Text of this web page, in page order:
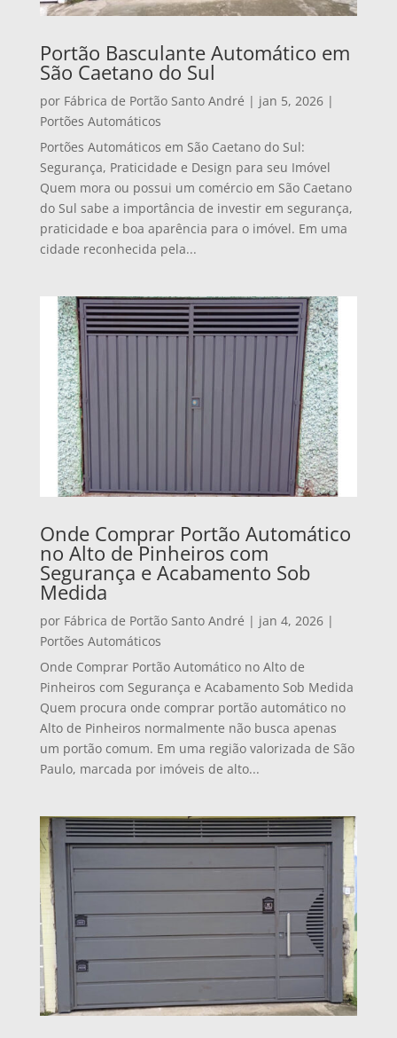
Portão Basculante Automático em
São Caetano do Sul
por Fábrica de Portão Santo André | jan 5, 2026|
Portões Automáticos
Portões Automáticos em São Caetano do Sul:
Segurança, Praticidade e Design para seu Imóvel
Quem mora ou possui um comércio em São Caetano
do Sul sabe a importância de investir em segurança,
praticidade e boa aparência para o imóvel. Em uma
cidade reconhecida pela...
Onde Comprar Portão Automático
no Alto de Pinheiros com
Segurança e Acabamento Sob
Medida
por Fábrica de Portão Santo André | jan 4, 2026|
Portões Automáticos
Onde Comprar Portão Automático no Alto de
Pinheiros com Segurança e Acabamento Sob Medida
Quem procura onde comprar portão automático no
Alto de Pinheiros normalmente não busca apenas
um portão comum. Em uma região valorizada de São
Paulo, marcada por imóveis de alto...